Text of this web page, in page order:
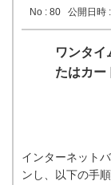
No : 80
公開日時
ワンタイ
たはカー
インターネット
ンし、以下の手